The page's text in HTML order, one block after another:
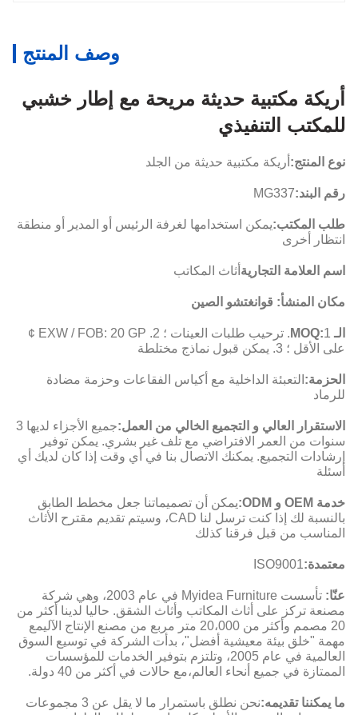
وصف المنتج
أريكة مكتبية حديثة مريحة مع إطار خشبي
للمكتب التنفيذي
نوع المنتج:أريكة مكتبية حديثة من الجلد
رقم البند:MG337
طلب المكتب:يمكن استخدامها لغرفة الرئيس أو المدير أو منطقة
انتظار أخرى
اسم العلامة التجاريةأثاث المكاتب
مكان المنشأ: قوانغتشو الصين
الـ MOQ:
1. ترحيب طلبات العينات ؛ 2. EXW / FOB: 20 GP ¢
على الأقل ؛ 3. يمكن قبول نماذج مختلطة
الحزمة:التعبئة الداخلية مع أكياس الفقاعات وحزمة مضادة
للرماد
الاستقرار العالي و التجميع الخالي من العمل:
جميع الأجزاء لديها 3
سنوات من العمر الافتراضي مع تلف غير بشري. يمكن توفير
إرشادات التجميع. يمكنك الاتصال بنا في أي وقت إذا كان لديك أي
أسئلة
خدمة OEM و ODM:
يمكن أن تصميماتنا جعل مخطط الطابق
بالنسبة لك إذا كنت ترسل لنا CAD، وسيتم تقديم مقترح الأثاث
المناسب من قبل فرقنا كذلك
معتمدة:ISO9001
عنّا:
تأسست Myidea Furniture في عام 2003، وهي شركة
مصنعة تركز على أثاث المكاتب وأثاث الشقق. حاليا لدينا أكثر من
20 مصمم وأكثر من 20،000 متر مربع من مصنع الإنتاج الآليمع
مهمة "خلق بيئة معيشية أفضل"، بدأت الشركة في توسيع السوق
العالمية في عام 2005، وتلتزم بتوفير الخدمات للمؤسسات
الممتازة في جميع أنحاء العالم،مع حالات في أكثر من 40 دولة.
ما يمكننا تقديمه:
نحن نطلق باستمرار ما لا يقل عن 3 مجموعات